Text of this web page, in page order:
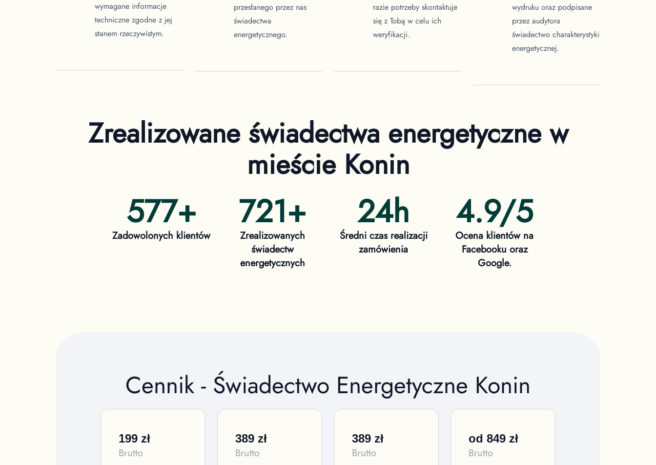
wymagane informacje
techniczne zgodne z jej
stanem rzeczywistym.
przesłanego przez nas
świadectwa
energetycznego.
razie potrzeby skontaktuje
się z Tobą w celu ich
weryfikacji.
wydruku oraz podpisane
przez audytora
świadectwo charakterystyki
energetycznej.
Zrealizowane świadectwa energetycznew
mieście Konin
577+
Zadowolonych klientów
721+
Zrealizowanych
świadectw
energetycznych
24h
Średni czas realizacji
zamówienia
4.9/5
Ocena klientów na
Facebooku oraz
Google.
Cennik - Świadectwo Energetyczne Konin
199 zł
Brutto
389 zł
Brutto
389 zł
Brutto
od 849 zł
Brutto